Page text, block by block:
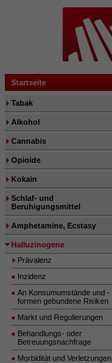
Startseite
Tabak
Alkohol
Cannabis
Opioide
Kokain
Schlaf- und
Beruhigungsmittel
Amphetamine, Ecstasy
Halluzinogene
Prävalenz
Inzidenz
An Konsumumstände und -
formen gebundene Risiken
Markt und Regulierungen
Behandlungs- oder
Betreuungsnachfrage
Morbidität und Verletzungen